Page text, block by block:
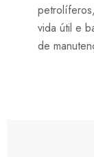
vida útil e
de